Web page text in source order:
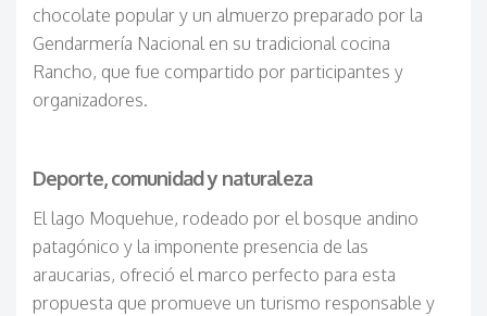
chocolate popular y un almuerzo preparado por la
Gendarmería Nacional en su tradicional cocina
Rancho, que fue compartido por participantes y
organizadores.
Deporte, comunidad y naturaleza
El lago Moquehue, rodeado por el bosque andino
patagónico y la imponente presencia de las
araucarias, ofreció el marco perfecto para esta
propuesta que promueve un turismo responsable y